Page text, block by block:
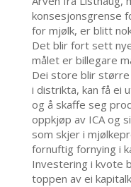
konsesjonsgrense
for mjølk, er blitt
Det blir fort sett
målet er billegare
Dei store blir
i distrikta, kan få ei
og å skaffe seg
oppkjøp av ICA og
som skjer i
fornuftig fornying i
Investering i kvote
toppen av ei